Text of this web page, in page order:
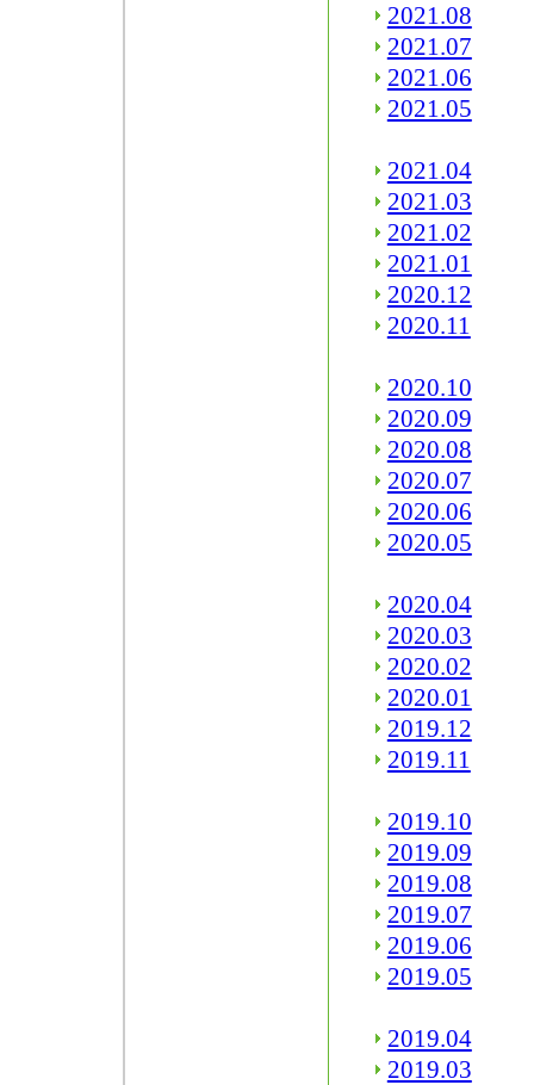
2021.08
2021.07
2021.06
2021.05
2021.04
2021.03
2021.02
2021.01
2020.12
2020.11
2020.10
2020.09
2020.08
2020.07
2020.06
2020.05
2020.04
2020.03
2020.02
2020.01
2019.12
2019.11
2019.10
2019.09
2019.08
2019.07
2019.06
2019.05
2019.04
2019.03